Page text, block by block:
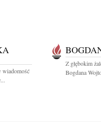
wiadomość
Z głębokim
Bogdana